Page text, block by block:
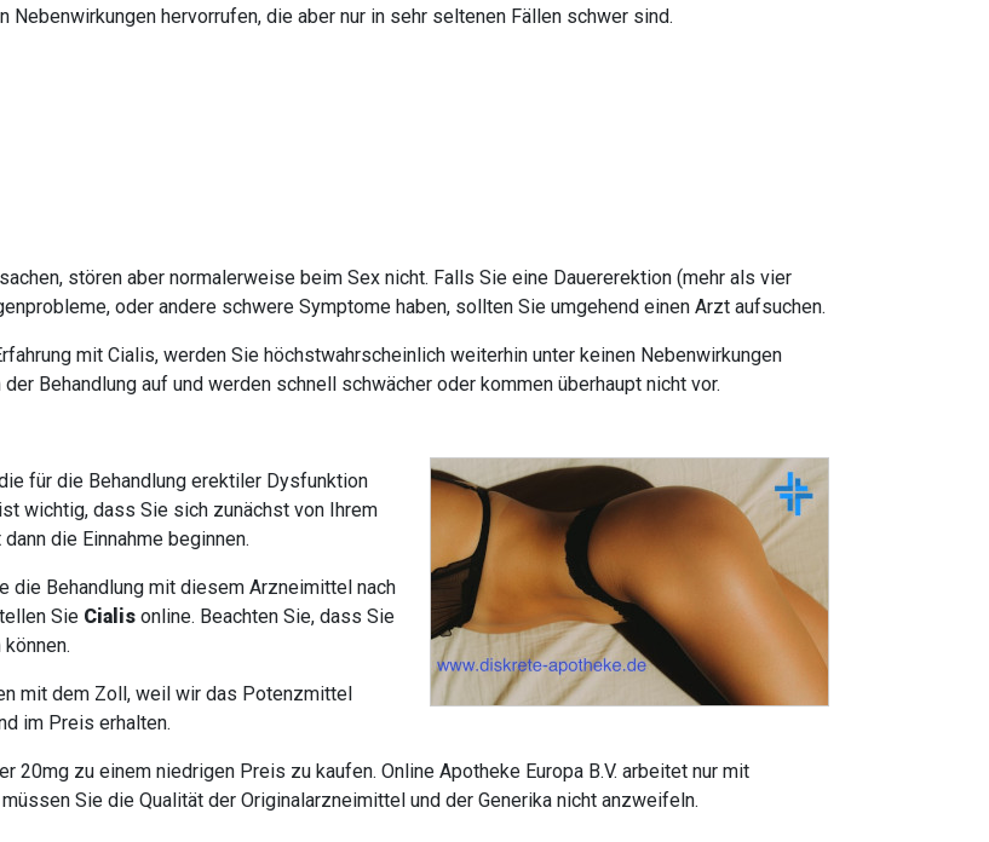
hervorrufen, die aber nur in sehr seltenen Fällen schwer sind.
stören aber normalerweise beim Sex nicht. Falls Sie eine Dauererektion (mehr als vier
oder andere schwere Symptome haben, sollten Sie umgehend einen Arzt aufsuchen.
mit Cialis, werden Sie höchstwahrscheinlich weiterhin unter keinen Nebenwirkungen
Behandlung auf und werden schnell schwächer oder kommen überhaupt nicht vor.
für die Behandlung erektiler Dysfunktion
wichtig, dass Sie sich zunächst von Ihrem
die Einnahme beginnen.
die Behandlung mit diesem Arzneimittel nach
Sie Cialis online. Beachten Sie, dass Sie
mit dem Zoll, weil wir das Potenzmittel
im Preis erhalten.
20mg zu einem niedrigen Preis zu kaufen. Online Apotheke Europa B.V. arbeitet nur mit
Sie die Qualität der Originalarzneimittel und der Generika nicht anzweifeln.